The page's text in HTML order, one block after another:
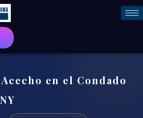
en el Condado